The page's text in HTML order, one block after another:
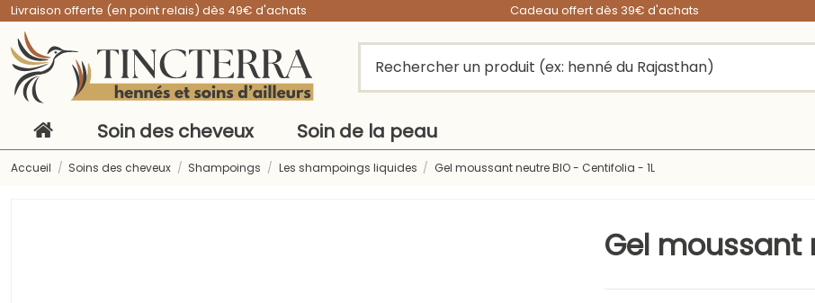
Livraison offerte (en point relais) dès 49€ d'achats Cadeau offert dès 39€ d'achats
Soin des cheveux Soin de la peau
Accueil Soins des cheveux Shampoings Les shampoings liquides Gel moussant neutre BIO - Centifolia - 1L
Gel moussant